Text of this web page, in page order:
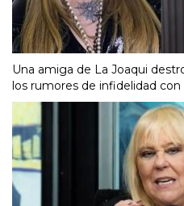
Una amiga de La Joaqui
los rumores de infidelidad